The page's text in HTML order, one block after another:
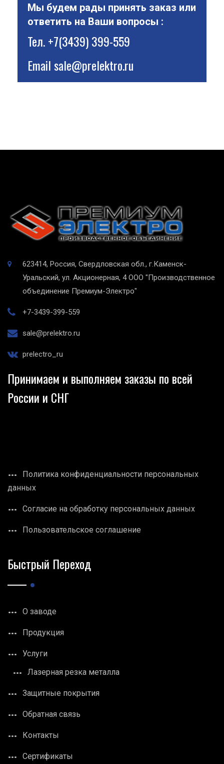
Мы будем рады принять заказ или
ответить на Ваши вопросы :
Тел.+7(3439) 399-559
Emailsale@prelektro.ru
623414, Россия, Свердловская обл., г.Каменск-
Уральский, ул. Акционерная, 4 ООО "Производственное
объединение Премиум-Электро"
+7-3439-399-559
sale@prelektro.ru
prelectro_ru
Принимаем и выполняем заказы по всей
России и СНГ
Политика конфиденциальности персональных
данных
Согласие на обработку персональных данных
Пользовательское соглашение
Быстрый Переход
О заводе
Продукция
Услуги
Лазерная резка металла
Защитные покрытия
Обратная связь
Контакты
Сертификаты